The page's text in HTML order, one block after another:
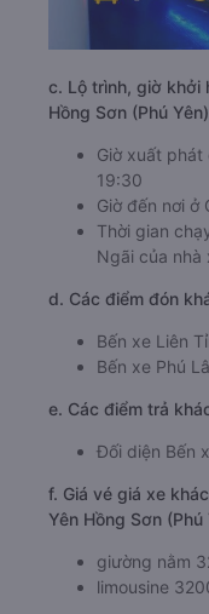
c. Lộ trình, giờ khởi
Hồng Sơn (Phú Yên)
Giờ xuất phát
19:30
Giờ đến nơi ở
Thời gian
Ngãi của nhà
d. Các điểm đón
Bến xe Liên
Bến xe Phú
e. Các điểm trả
Đối diện Bến
f. Giá vé giá xe
Yên Hồng Sơn (Phú
giường nằm
limousine